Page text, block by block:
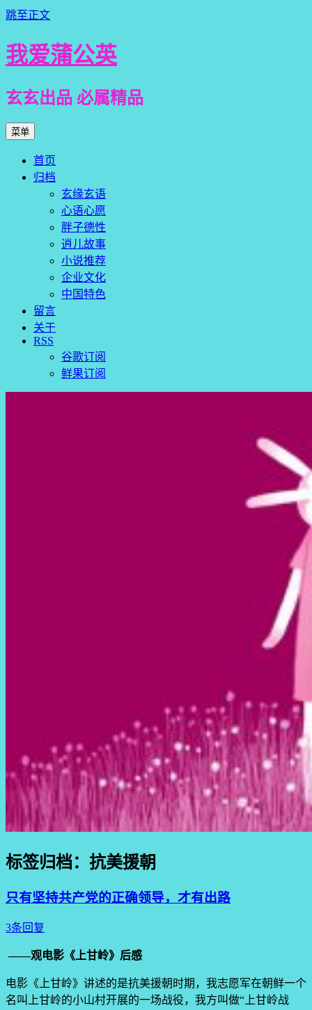
跳至正文
我爱蒲公英
玄玄出品 必属精品
菜单
首页
归档
玄缘玄语
心语心愿
胖子德性
逍儿故事
小说推荐
企业文化
中国特色
留言
关于
RSS
谷歌订阅
鲜果订阅
标签归档： 抗美援朝
只有坚持共产党的正确领导，才有出路
3条回复
——观电影《上甘岭》后感
电影《上甘岭》讲述的是抗美援朝时期，我志愿军在朝鲜一个
名叫上甘岭的小山村开展的一场战役，我方叫做“上甘岭战